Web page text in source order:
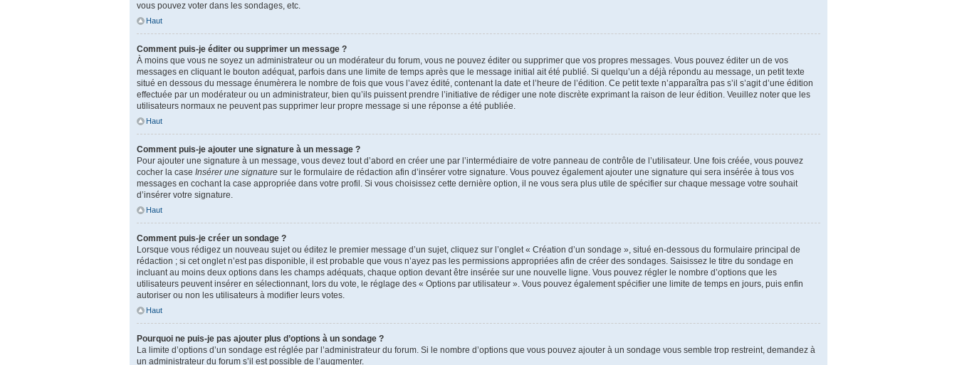
vous pouvez voter dans les sondages, etc.
Haut
Comment puis-je éditer ou supprimer un message ?
À moins que vous ne soyez un administrateur ou un modérateur du forum, vous ne pouvez éditer ou supprimer que vos propres messages. Vous pouvez éditer un de vos
messages en cliquant le bouton adéquat, parfois dans une limite de temps après que le message initial ait été publié. Si quelqu’un a déjà répondu au message, un petit texte
situé en dessous du message énumèrera le nombre de fois que vous l’avez édité, contenant la date et l’heure de l’édition. Ce petit texte n’apparaîtra pas s’il s’agit d’une édition
effectuée par un modérateur ou un administrateur, bien qu’ils puissent prendre l’initiative de rédiger une note discrète exprimant la raison de leur édition. Veuillez noter que les
utilisateurs normaux ne peuvent pas supprimer leur propre message si une réponse a été publiée.
Haut
Comment puis-je ajouter une signature à un message ?
Pour ajouter une signature à un message, vous devez tout d’abord en créer une par l’intermédiaire de votre panneau de contrôle de l’utilisateur. Une fois créée, vous pouvez
cocher la case Insérer une signature sur le formulaire de rédaction afin d’insérer votre signature. Vous pouvez également ajouter une signature qui sera insérée à tous vos
messages en cochant la case appropriée dans votre profil. Si vous choisissez cette dernière option, il ne vous sera plus utile de spécifier sur chaque message votre souhait
d’insérer votre signature.
Haut
Comment puis-je créer un sondage ?
Lorsque vous rédigez un nouveau sujet ou éditez le premier message d’un sujet, cliquez sur l’onglet « Création d’un sondage », situé en-dessous du formulaire principal de
rédaction ; si cet onglet n’est pas disponible, il est probable que vous n’ayez pas les permissions appropriées afin de créer des sondages. Saisissez le titre du sondage en
incluant au moins deux options dans les champs adéquats, chaque option devant être insérée sur une nouvelle ligne. Vous pouvez régler le nombre d’options que les
utilisateurs peuvent insérer en sélectionnant, lors du vote, le réglage des « Options par utilisateur ». Vous pouvez également spécifier une limite de temps en jours, puis enfin
autoriser ou non les utilisateurs à modifier leurs votes.
Haut
Pourquoi ne puis-je pas ajouter plus d’options à un sondage ?
La limite d’options d’un sondage est réglée par l’administrateur du forum. Si le nombre d’options que vous pouvez ajouter à un sondage vous semble trop restreint, demandez à
un administrateur du forum s’il est possible de l’augmenter.